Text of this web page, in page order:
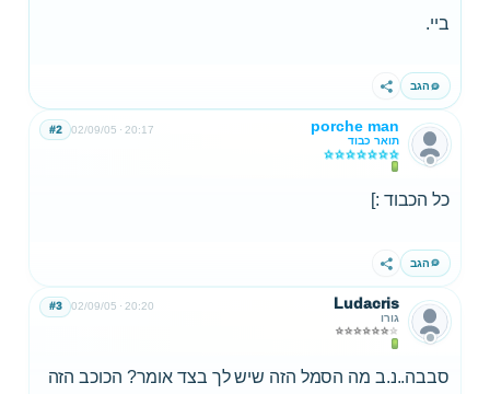
ביי.
הגב שתף
porche man
תואר כבוד
02/09/05 20:17
#2
כל הכבוד :]
הגב שתף
Ludacris
גורו
02/09/05 20:20
#3
סבבה..נ.ב מה הסמל הזה שיש לך בצד אומר? הכוכב הזה